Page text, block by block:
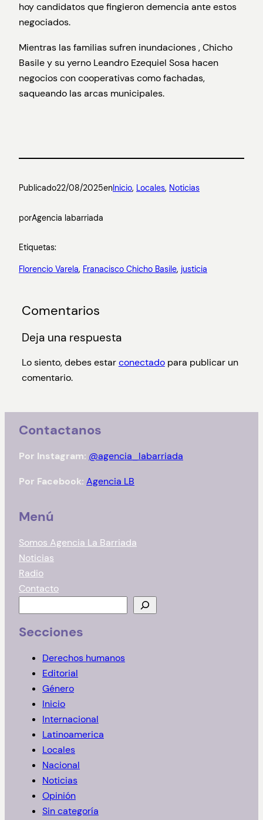
hoy candidatos que fingieron demencia ante estos
negociados.
Mientras las familias sufren inundaciones , Chicho
Basile y su yerno Leandro Ezequiel Sosa hacen
negocios con cooperativas como fachadas,
saqueando las arcas municipales.
Publicado22/08/2025enInicio, Locales, Noticias
porAgencia labarriada
Etiquetas:
Florencio Varela, Franacisco Chicho Basile, justicia
Comentarios
Deja una respuesta
Lo siento, debes estarconectadopara publicar un
comentario.
Contactanos
Por Instagram: @agencia_labarriada
Por Facebook: Agencia LB
Menú
Somos Agencia La Barriada
Noticias
Radio
Contacto
s
Secciones
Derechos humanos
Editorial
Género
Inicio
Internacional
Latinoamerica
Locales
Nacional
Noticias
Opinión
Sin categoría